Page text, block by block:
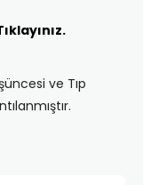
ve Tıp